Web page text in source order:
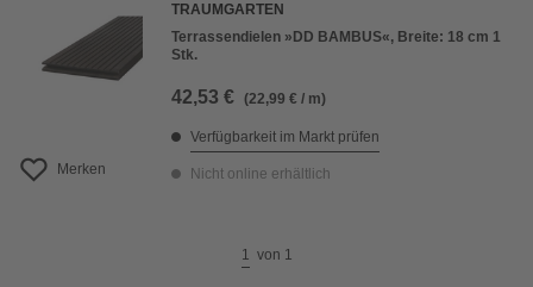
Merken
TRAUMGARTEN
Terrassendielen »DD BAMBUS«, Breite: 18 cm 1
Stk.
42,53 € (22,99 € / m)
Verfügbarkeit im Markt prüfen
Nicht online erhältlich
1 von 1